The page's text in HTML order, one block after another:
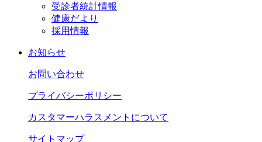
受診者統計情報
健康だより
採用情報
お知らせ
お問い合わせ
プライバシーポリシー
カスタマーハラスメントについて
サイトマップ